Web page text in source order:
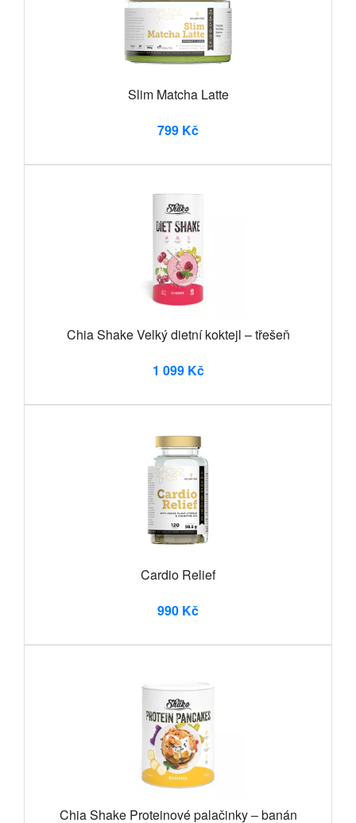
Slim Matcha Latte
799 Kč
Chia Shake Velký dietní koktejl – třešeň
1 099 Kč
Cardio Relief
990 Kč
Chia Shake Proteinové palačinky – banán